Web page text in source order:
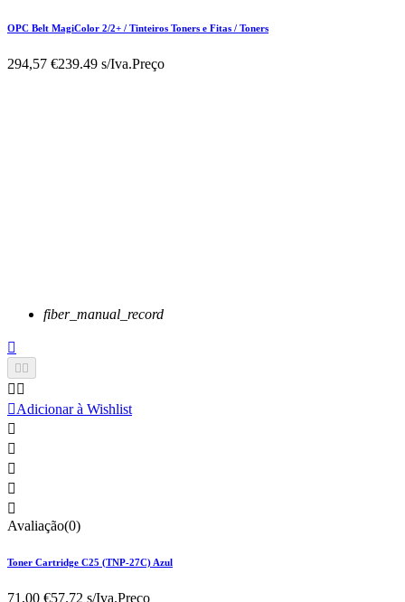
OPC Belt MagiColor 2/2+ / Tinteiros Toners e Fitas / Toners
294,57 €239.49 s/Iva.Preço
fiber_manual_record


 
Adicionar à Wishlist





Avaliação(0)
Toner Cartridge C25 (TNP-27C) Azul
71,00 €57.72 s/Iva.Preço